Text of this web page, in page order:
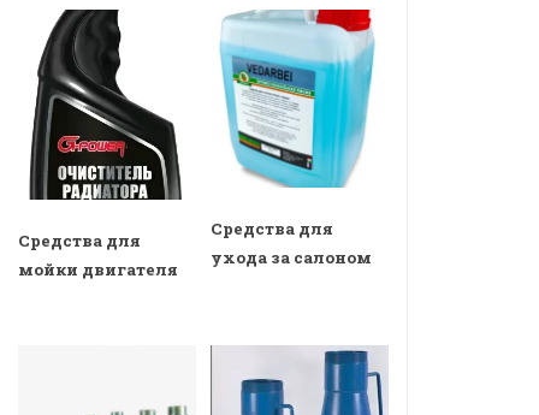
Средства для
мойки двигателя
Средства для
ухода за салоном